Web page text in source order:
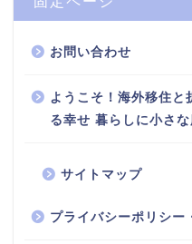
お問い合わせ
ようこそ！海外移住
る幸せ 暮らしに小さ
サイトマップ
プライバシーポリシー